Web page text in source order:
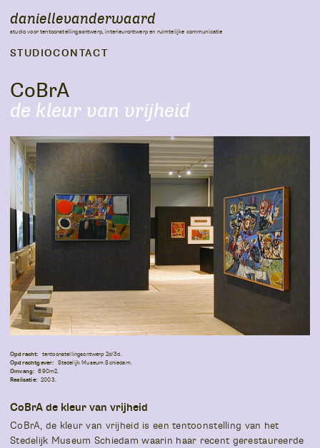
daniellevanderwaard
studio voor tentoonstellingsontwerp, interieurontwerp en ruimtelijke communicatie
STUDIOCONTACT
CoBrA
de kleur van vrijheid
Opdracht:
tentoonstellingsontwerp 2d/3d.
Opdrachtgever:
Stedelijk Museum Schiedam.
Omvang: 690m2.
Realisatie: 2003.
CoBrA de kleur van vrijheid
CoBrA, de kleur van vrijheid is een tentoonstelling van het
Stedelijk Museum Schiedam waarin haar recent gerestaureerde